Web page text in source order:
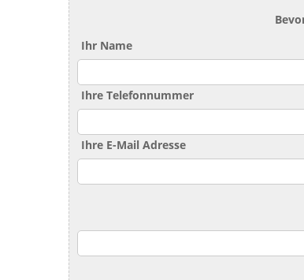
Ihr Name
Ihre Telefonnummer
Ihre E-Mail Adresse